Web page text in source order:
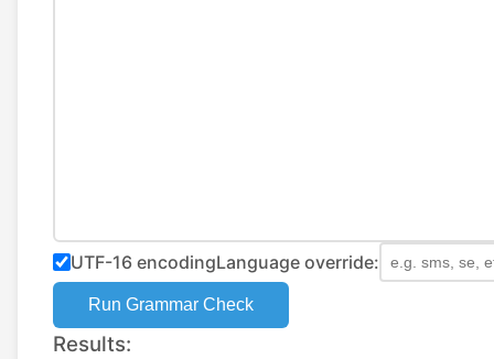
UTF-16 encodingLanguage override:
Run Grammar Check
Results: